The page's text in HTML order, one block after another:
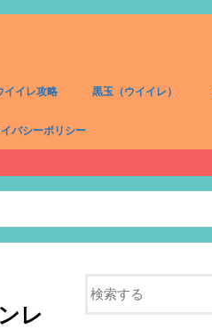
イイレ攻略 黒玉（ウイイレ）
バシーポリシー
レ